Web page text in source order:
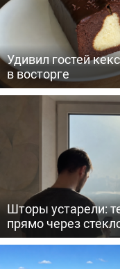
Удивил гостей
в восторге
Шторы устарели:
прямо через